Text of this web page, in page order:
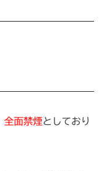
全面禁煙としており